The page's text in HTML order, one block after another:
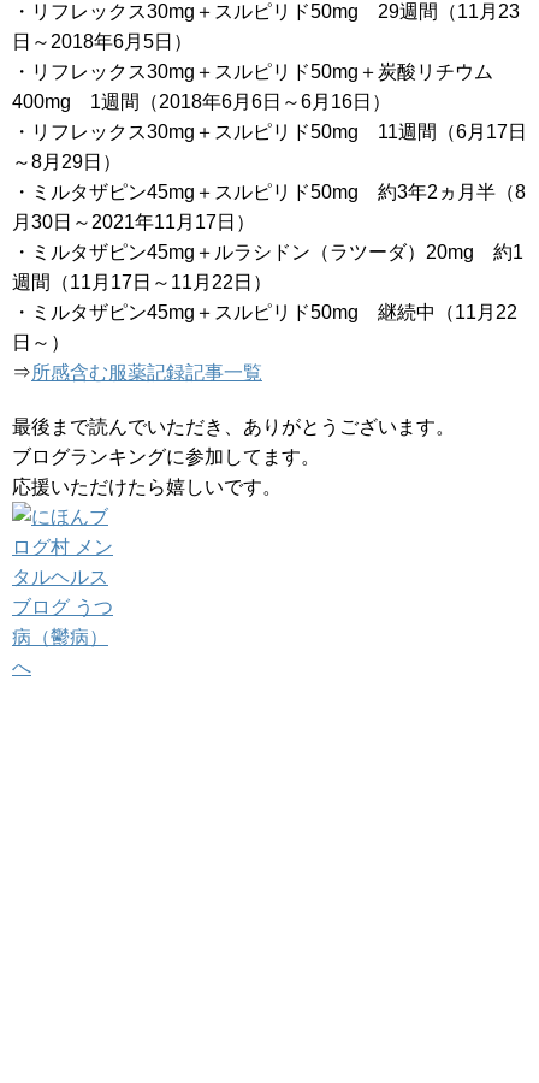
・リフレックス30mg＋スルピリド50mg 29週間（11月23
日～2018年6月5日）
・リフレックス30mg＋スルピリド50mg＋炭酸リチウム
400mg 1週間（2018年6月6日～6月16日）
・リフレックス30mg＋スルピリド50mg 11週間（6月17日
～8月29日）
・ミルタザピン45mg＋スルピリド50mg 約3年2ヵ月半（8
月30日～2021年11月17日）
・ミルタザピン45mg＋ルラシドン（ラツーダ）20mg 約1
週間（11月17日～11月22日）
・ミルタザピン45mg＋スルピリド50mg 継続中（11月22
日～）
⇒所感含む服薬記録記事一覧
最後まで読んでいただき、ありがとうございます。
ブログランキングに参加してます。
応援いただけたら嬉しいです。